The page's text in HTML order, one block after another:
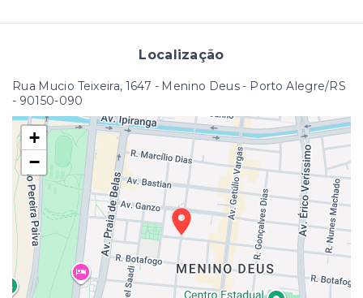
Localização
Rua Mucio Teixeira, 1647 - Menino Deus - Porto Alegre/RS
- 90150-090
+
−